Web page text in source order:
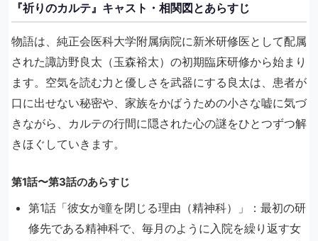
『祈りのカルテ』キャスト・相関図とあらすじ
物語は、純正会医科大学附属病院に新米研修医として配属
された諏訪野良太（玉森裕太）の初期臨床研修から始まり
ます。空気を読む力と優しさを武器にする良太は、患者が
口に出せない秘密や、家族をかばうための小さな嘘に気づ
きながら、カルテの行間に隠された心の謎をひとつずつ解
きほぐしていきます。
第1話〜第3話のあらすじ
第1話「彼女が瞳を閉じる理由（精神科）」：最初の研
修先である精神科で、毎月のように入院を繰り返す女